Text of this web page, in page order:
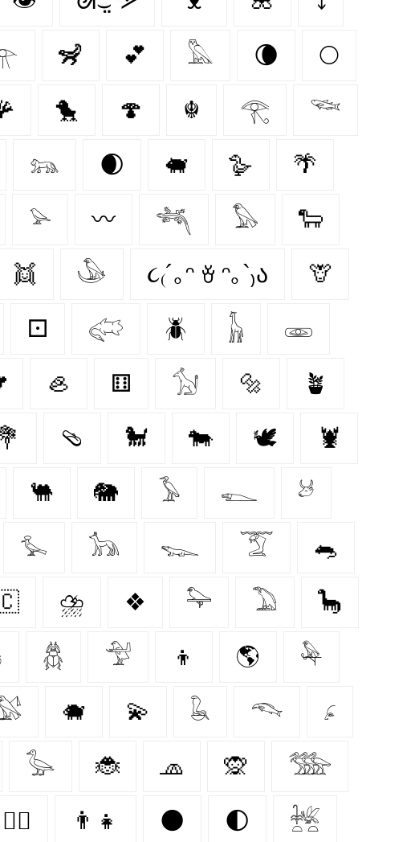
🦨 💕 𓅓 🌘 🌕
🐤 🍄‍ ☬ 𓂀 𓆝
𓃬 🌒 🐖 🪿 🌴
𓅫 〰️ 𓆈 𓅃 🐑
👯 𓅇 ૮₍´｡ᵔ ꈊ ᵔ｡`₎ა 🦒
⚀ 𓅾 🪲 𓃱 𓁾
🦪 ⚅ 𓃩 🔩 🪴
🩴 🐩 🐄 🕊 🦞
🐫 🐘 𓅥 𓆍 𓃾
𓅙 𓃥 𓆊 𓄆 🐀
⛈️ ❖ 𓅍 𓅐 🦕
𓆣 𓅴 👦 🌎 𓅆
🐗 💫 𓆘 𓆞 𓂊
𓅭 🐞 🧢 🙊 𓅢
🐕‍🦺 👨‍👧 🌑 🌓 𓆥